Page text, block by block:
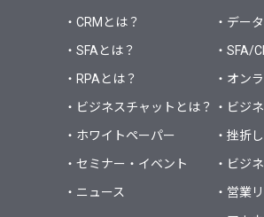
・CRMとは？
・SFAとは？
・RPAとは？
・ビジネスチャットとは？
・ホワイトペーパー
・セミナー・イベント
・ニュース
・デー
・SFA/
・オン
・ビジ
・挫折
・ビジ
・営業